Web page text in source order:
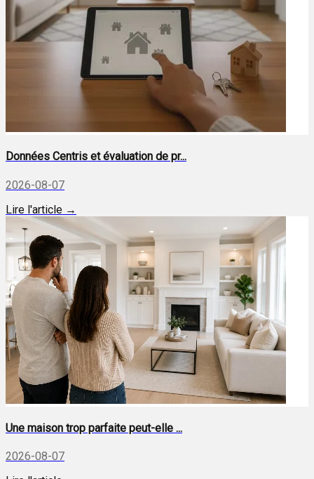
Données Centris et évaluation de pr...
2026-08-07
Lire l'article →
Une maison trop parfaite peut-elle ...
2026-08-07